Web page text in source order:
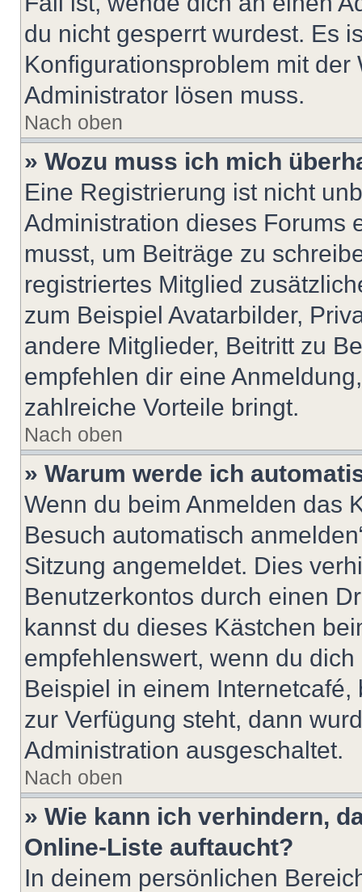
du nicht gesperrt wurdest. Es
Konfigurationsproblem mit
Administrator lösen muss.
Nach oben
» Wozu muss ich mich
Eine Registrierung ist nicht
Administration dieses Forums
musst, um Beiträge zu
registriertes Mitglied
zum Beispiel Avatarbilder,
andere Mitglieder, Beitritt zu
empfehlen dir eine
zahlreiche Vorteile bringt.
Nach oben
» Warum werde ich
Wenn du beim Anmelden das
Besuch automatisch
Sitzung angemeldet. Dies
Benutzerkontos durch einen
kannst du dieses Kästchen
empfehlenswert, wenn du
Beispiel in einem
zur Verfügung steht, dann
Administration ausgeschaltet.
Nach oben
» Wie kann ich verhindern,
Online-Liste auftaucht?
In deinem persönlichen